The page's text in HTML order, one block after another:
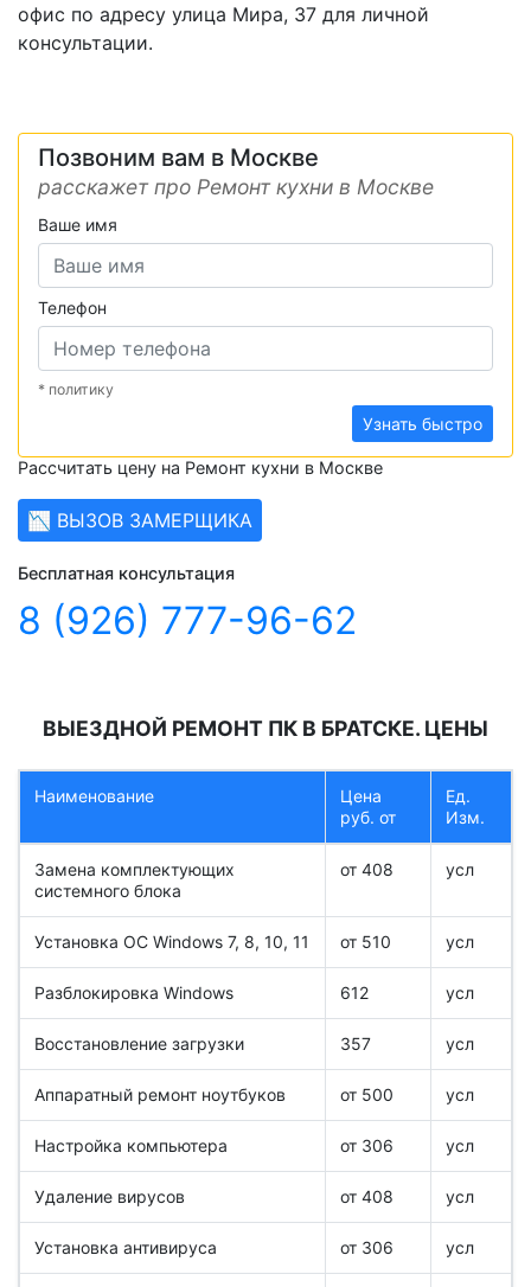
офис по адресу улица Мира, 37 для личной
консультации.
Позвоним вам в Москве
расскажет про Ремонт кухни в Москве
Ваше имя
Телефон
* политику
Узнать быстро
Рассчитать цену на Ремонт кухни в Москве
📉 ВЫЗОВ ЗАМЕРЩИКА
Бесплатная консультация
8 (926) 777-96-62
ВЫЕЗДНОЙ РЕМОНТ ПК В БРАТСКЕ. ЦЕНЫ
Наименование
Цена
руб. от
Ед.
Изм.
Замена комплектующих
системного блока
от 408 усл
Установка ОС Windows 7, 8, 10, 11 от 510 усл
Разблокировка Windows 612 усл
Восстановление загрузки 357 усл
Аппаратный ремонт ноутбуков от 500 усл
Настройка компьютера от 306 усл
Удаление вирусов от 408 усл
Установка антивируса от 306 усл